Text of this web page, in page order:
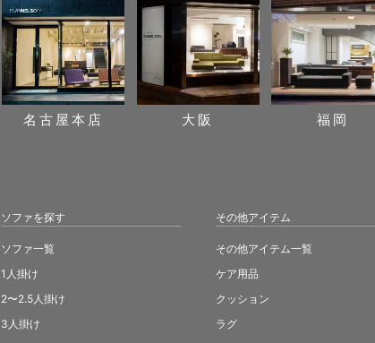
名古屋本店 大阪 福岡
ソファを探す
ソファ一覧
1人掛け
2〜2.5人掛け
3人掛け
その他アイテム
その他アイテム一覧
ケア用品
クッション
ラグ